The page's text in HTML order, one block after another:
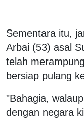
Sementara itu,
Arbai (53) asal
telah
bersiap pulang
"Bahagia,
dengan negara